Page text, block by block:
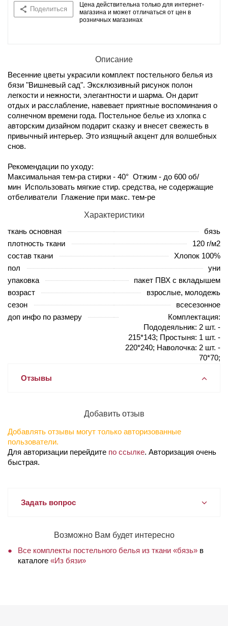
Поделиться
Цена действительна только для интернет-
магазина и может отличаться от цен в
розничных магазинах
Описание
Весенние цветы украсили комплект постельного белья из
бязи "Вишневый сад". Эксклюзивный рисунок полон
легкости и нежности, элегантности и шарма. Он дарит
отдых и расслабление, навевает приятные воспоминания о
солнечном времени года. Постельное белье из хлопка с
авторским дизайном подарит сказку и внесет свежесть в
привычный интерьер. Это изящный акцент для волшебных
снов.
Рекомендации по уходу:
Максимальная тем-ра стирки - 40° Отжим - до 600 об/
мин Использовать мягкие стир. средства, не содержащие
отбеливатели Глажение при макс. тем-ре
Характеристики
ткань основная
бязь
плотность ткани
120 г/м2
состав ткани
Хлопок 100%
пол
уни
упаковка
пакет ПВХ с вкладышем
возраст
взрослые, молодежь
сезон
всесезонное
доп инфо по размеру
Комплектация:
Пододеяльник: 2 шт. -
215*143; Простыня: 1 шт. -
220*240; Наволочка: 2 шт. -
70*70;
Отзывы
Добавить отзыв
Добавлять отзывы могут только авторизованные
пользователи.
Для авторизации перейдите по ссылке. Авторизация очень
быстрая.
Задать вопрос
Возможно Вам будет интересно
Все комплекты постельного белья из ткани «бязь» в
каталоге «Из бязи»